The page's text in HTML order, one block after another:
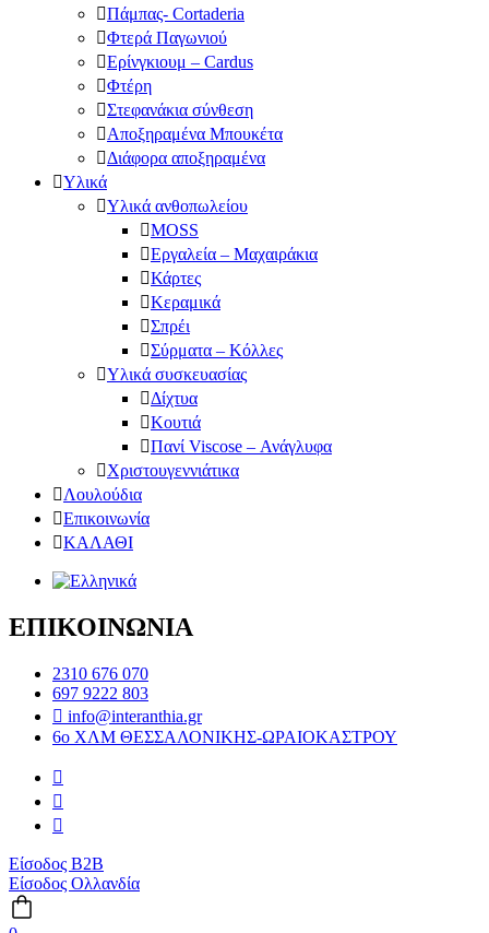
Πάμπας- Cortaderia
Φτερά Παγωνιού
Ερίνγκιουμ – Cardus
Φτέρη
Στεφανάκια σύνθεση
Αποξηραμένα Μπουκέτα
Διάφορα αποξηραμένα
Υλικά
Υλικά ανθοπωλείου
MOSS
Εργαλεία – Μαχαιράκια
Κάρτες
Κεραμικά
Σπρέι
Σύρματα – Κόλλες
Υλικά συσκευασίας
Δίχτυα
Κουτιά
Πανί Viscose – Ανάγλυφα
Χριστουγεννιάτικα
Λουλούδια
Επικοινωνία
ΚΑΛΑΘΙ
ΕΠΙΚΟΙΝΩΝΙΑ
2310 676 070
697 9222 803
info@interanthia.gr
6ο ΧΛΜ ΘΕΣΣΑΛΟΝΙΚΗΣ-ΩΡΑΙΟΚΑΣΤΡΟΥ
Είσοδος B2B
Είσοδος Ολλανδία